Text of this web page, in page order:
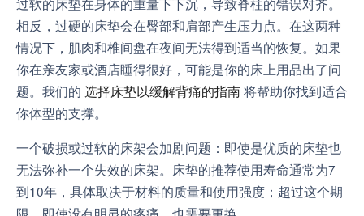
相反，过硬的床垫会在臀部和肩部产生压力点。在这两种
情况下，肌肉和椎间盘在夜间无法得到适当的恢复。如果
你在亲友家或酒店睡得很好，可能是你的床上用品出了问
题。我们的 选择床垫以缓解背痛的指南将帮助你找到适合
你体型的支撑。
一个破损或过软的床架会加剧问题：即使是优质的床垫也
无法弥补一个失效的床架。床垫的推荐使用寿命通常为7
到10年，具体取决于材料的质量和使用强度；超过这个期